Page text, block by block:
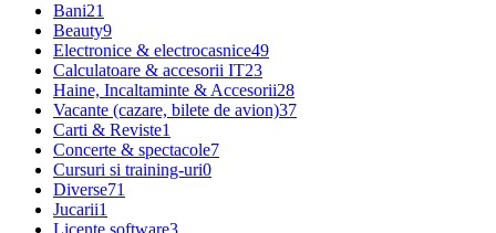
Bani21
Beauty9
Electronice & electrocasnice49
Calculatoare & accesorii IT23
Haine, Incaltaminte & Accesorii28
Vacante (cazare, bilete de avion)37
Carti & Reviste1
Concerte & spectacole7
Cursuri si training-uri0
Diverse71
Jucarii1